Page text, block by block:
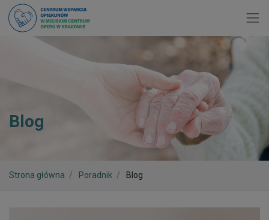
Blog
Strona główna Poradnik Blog